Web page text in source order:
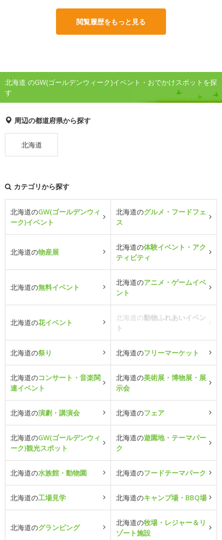
閲覧履歴をもっと見る
北海道 のGW(ゴールデンウィーク)イベント・おでかけスポットを探
す
周辺の都道府県から探す
北海道
カテゴリから探す
北海道のGW(ゴールデンウィ
ーク)イベント
北海道のグルメ・フードフェ
ス
北海道の物産展
北海道の体験イベント・アク
ティビティ
北海道の無料イベント
北海道のアニメ・ゲームイベ
ント
北海道の花イベント
北海道の動物ふれあいイベン
ト
北海道の祭り 北海道のフリーマーケット
北海道のコンサート・音楽関
連イベント
北海道の美術展・博物展・展
示会
北海道の演劇・講演会 北海道のフェア
北海道のGW(ゴールデンウィ
ーク)観光スポット
北海道の遊園地・テーマパー
ク
北海道の水族館・動物園 北海道のフードテーマパーク
北海道の工場見学 北海道のキャンプ場・BBQ場
北海道のグランピング
北海道の牧場・レジャー＆リ
ゾート施設